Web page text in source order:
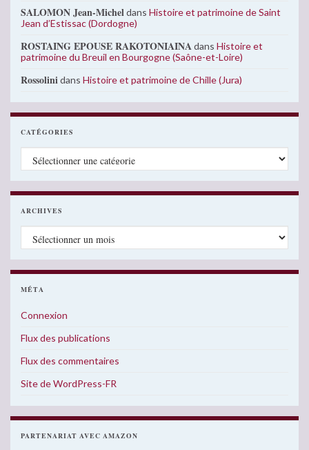
SALOMON Jean-Micheldans Histoire et patrimoine de Saint
Jean d’Estissac (Dordogne)
ROSTAING EPOUSE RAKOTONIAINAdans Histoire et
patrimoine du Breuil en Bourgogne (Saône-et-Loire)
Rossolinidans Histoire et patrimoine de Chille (Jura)
CATÉGORIES
Catégories
ARCHIVES
Archives
MÉTA
Connexion
Flux des publications
Flux des commentaires
Site de WordPress-FR
PARTENARIAT AVEC AMAZON